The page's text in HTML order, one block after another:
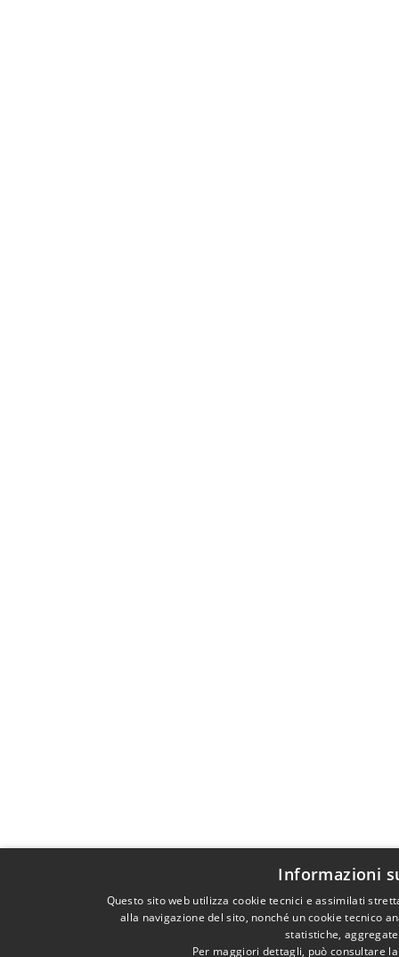
Informazioni
Questo sito web utilizza cookie tecnici e assimilati
alla navigazione del sito, nonché un cookie tecnico
statistiche,
Per maggiori dettagli, può consultare